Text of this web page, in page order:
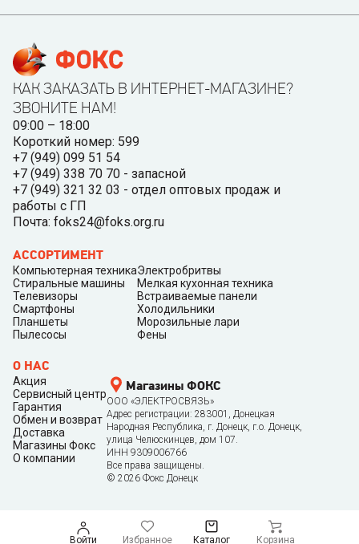
КАК ЗАКАЗАТЬ В ИНТЕРНЕТ-МАГАЗИНЕ?
ЗВОНИТЕ НАМ!
09:00 – 18:00
Короткий номер: 599
+7 (949) 099 51 54
+7 (949) 338 70 70 - запасной
+7 (949) 321 32 03 - отдел оптовых продаж и
работы с ГП
Почта: foks24@foks.org.ru
АССОРТИМЕНТ
Компьютерная техника
Стиральные машины
Телевизоры
Смартфоны
Планшеты
Пылесосы
Электробритвы
Мелкая кухонная техника
Встраиваемые панели
Холодильники
Морозильные лари
Фены
О НАС
Акция
Сервисный центр
Гарантия
Обмен и возврат
Доставка
Магазины Фокс
О компании
Магазины ФОКС
ООО «ЭЛЕКТРОСВЯЗЬ»
Адрес регистрации: 283001, Донецкая
Народная Республика, г. Донецк, г.о. Донецк,
улица Челюскинцев, дом 107.
ИНН 9309006766
Все права защищены.
© 2026 Фокс Донецк
Войти Избранное Каталог Корзина